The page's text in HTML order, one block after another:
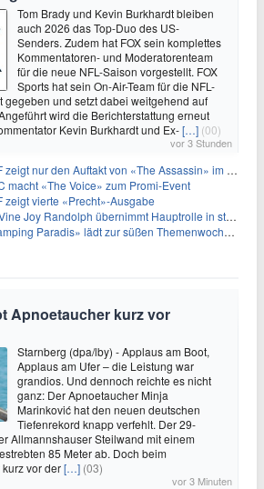
Tom Brady und Kevin Burkhardt bleiben
auch 2026 das Top-Duo des US-
Senders. Zudem hat FOX sein komplettes
Kommentatoren- und Moderatorenteam
für die neue NFL-Saison vorgestellt. FOX
Sports hat sein On-Air-Team für die NFL-
gegeben und setzt dabei weitgehend auf
wird die Berichterstattung erneut
Kevin Burkhardt und Ex-[…] (00)
vor 3 Stunden
nur den Auftakt von «The Assassin» im Fernsehen
macht «The Voice» zum Promi-Event
zeigt vierte «Precht»-Ausgabe
Joy Randolph übernimmt Hauptrolle in starbesetzter schwarzer Komödie
Paradis» lädt zur süßen Themenwoche ein
Apnoetaucher kurz vor
Starnberg (dpa/lby) - Applaus am Boot,
Applaus am Ufer – die Leistung war
grandios. Und dennoch reichte es nicht
ganz: Der Apnoetaucher Minja
Marinković hat den neuen deutschen
Tiefenrekord knapp verfehlt. Der 29-
Allmannshauser Steilwand mit einem
85 Meter ab. Doch beim
vor der[…] (03)
vor 3 Minuten